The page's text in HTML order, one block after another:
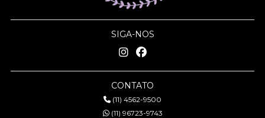
SIGA-NOS
CONTATO
(11) 4562-9500
(11) 96723-9743